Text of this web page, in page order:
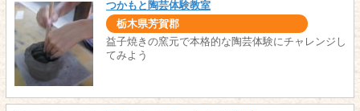
つかもと陶芸体験教室
栃木県芳賀郡
益子焼きの窯元で本格的な陶芸体験にチャレンジし
てみよう